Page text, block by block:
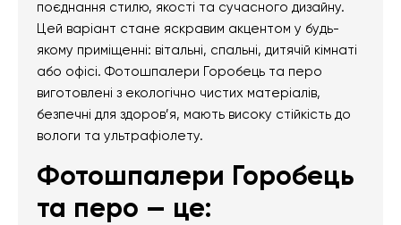
поєднання стилю, якості та сучасного дизайну.
Цей варіант стане яскравим акцентом у будь-
якому приміщенні: вітальні, спальні, дитячій кімнаті
або офісі. Фотошпалери Горобець та перо
виготовлені з екологічно чистих матеріалів,
безпечні для здоров’я, мають високу стійкість до
вологи та ультрафіолету.
Фотошпалери Горобець
та перо — це: